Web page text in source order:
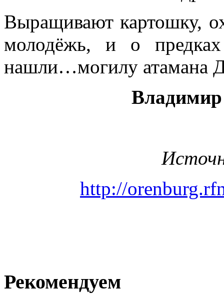
Выращивают картошку,
молодёжь, и о
нашли…могилу атамана
Владимир
http://
Рекомендуем